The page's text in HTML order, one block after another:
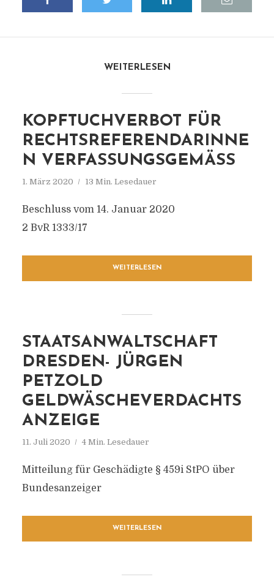
WEITERLESEN
KOPFTUCHVERBOT FÜR
RECHTSREFERENDARINNE
N VERFASSUNGSGEMÄSS
1. März 2020 13 Min. Lesedauer
Beschluss vom 14. Januar 2020
2 BvR 1333/17
WEITERLESEN
STAATSANWALTSCHAFT
DRESDEN- JÜRGEN
PETZOLD
GELDWÄSCHEVERDACHTS
ANZEIGE
11. Juli 2020 4 Min. Lesedauer
Mitteilung für Geschädigte § 459i StPO über
Bundesanzeiger
WEITERLESEN